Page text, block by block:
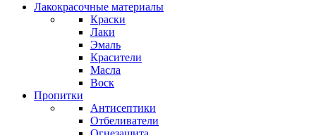
Лакокрасочные материалы
Краски
Лаки
Эмаль
Красители
Масла
Воск
Пропитки
Антисептики
Отбеливатели